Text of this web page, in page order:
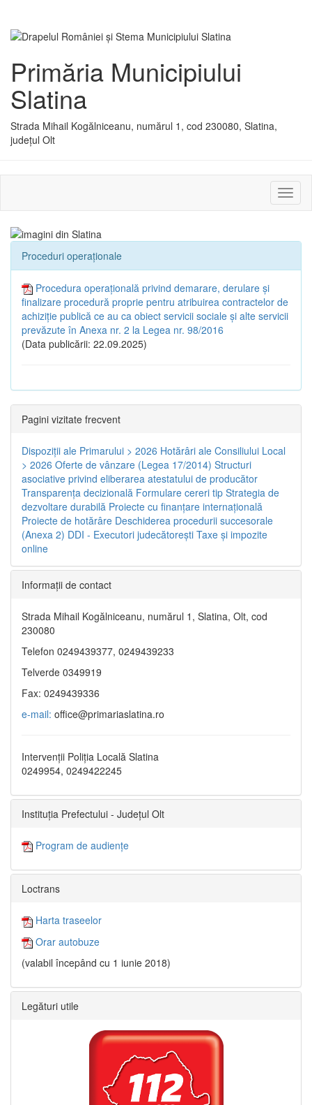
Primăria Municipiului
Slatina
Strada Mihail Kogălniceanu, numărul 1, cod 230080, Slatina,
județul Olt
sau
Proceduri operaționale
Procedura operațională privind demarare, derulare și
finalizare procedură proprie pentru atribuirea contractelor de
achiziție publică ce au ca obiect servicii sociale și alte servicii
prevăzute în Anexa nr. 2 la Legea nr. 98/2016
(Data publicării: 22.09.2025)
Pagini vizitate frecvent
Dispoziţii ale Primarului > 2026 Hotărâri ale Consiliului Local
> 2026 Oferte de vânzare (Legea 17/2014) Structuri
asociative privind eliberarea atestatului de producător
Transparenţa decizională Formulare cereri tip Strategia de
dezvoltare durabilă Proiecte cu finanţare internaţională
Proiecte de hotărâre Deschiderea procedurii succesorale
(Anexa 2) DDI - Executori judecătorești Taxe şi impozite
online
Informaţii de contact
Strada Mihail Kogălniceanu, numărul 1, Slatina, Olt, cod
230080
Telefon 0249439377, 0249439233
Telverde 0349919
Fax: 0249439336
e-mail: office@primariaslatina.ro
Intervenții Poliția Locală Slatina
0249954, 0249422245
Instituția Prefectului - Județul Olt
Program de audiențe
Loctrans
Harta traseelor
Orar autobuze
(valabil începând cu 1 iunie 2018)
Legături utile